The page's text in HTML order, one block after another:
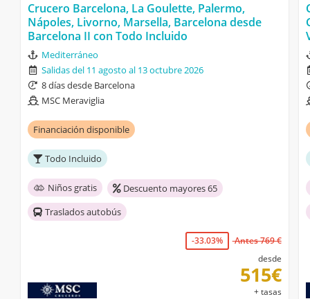
Crucero Barcelona, La Goulette, Palermo,
Nápoles, Livorno, Marsella, Barcelona desde
Barcelona II con Todo Incluido
Mediterráneo
Salidas del 11 agosto al 13 octubre 2026
8 días desde Barcelona
MSC Meraviglia
Financiación disponible
Todo Incluido
Niños gratis
Descuento mayores 65
Traslados autobús
-33.03%
Antes 769 €
desde
515€
+ tasas